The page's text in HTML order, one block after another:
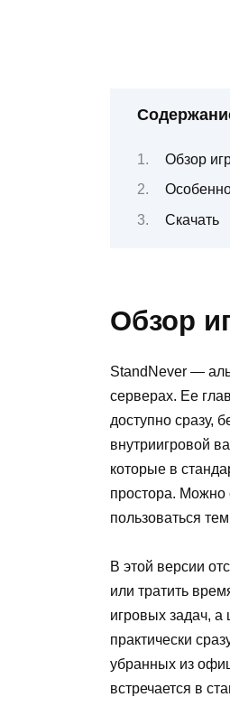
Обзор
Скачать
Обзор
StandNever —
серверах. Ее
доступно сразу,
внутриигровой
которые в
простора. Можно
пользоваться
В этой версии
или тратить
игровых задач,
практически
убранных из
встречается в